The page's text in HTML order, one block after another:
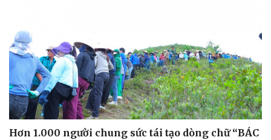
Hơn 1.000 người chung sức tái tạo dòng chữ “BÁC